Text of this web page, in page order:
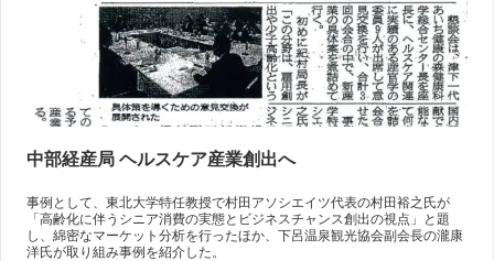
スマート・エイジング シニアビジネス 国際活動
中部経産局 ヘルスケア産業創出へ
事例として、東北大学特任教授で村田アソシエイツ代表の村田裕之氏が
「高齢化に伴うシニア消費の実態とビジネスチャンス創出の視点」と題
し、綿密なマーケット分析を行ったほか、下呂温泉観光協会副会長の瀧康
洋氏が取り組み事例を紹介した。